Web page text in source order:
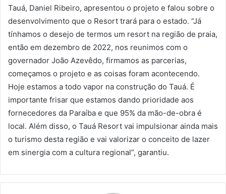
Tauá, Daniel Ribeiro, apresentou o projeto e falou sobre o
desenvolvimento que o Resort trará para o estado. “Já
tínhamos o desejo de termos um resort na região de praia,
então em dezembro de 2022, nos reunimos com o
governador João Azevêdo, firmamos as parcerias,
começamos o projeto e as coisas foram acontecendo.
Hoje estamos a todo vapor na construção do Tauá. É
importante frisar que estamos dando prioridade aos
fornecedores da Paraíba e que 95% da mão-de-obra é
local. Além disso, o Tauá Resort vai impulsionar ainda mais
o turismo desta região e vai valorizar o conceito de lazer
em sinergia com a cultura regional”, garantiu.